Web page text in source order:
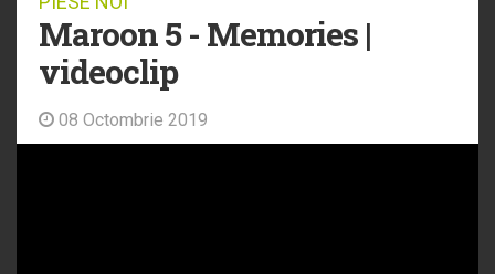
Maroon 5 - Memories |
videoclip
08 Octombrie 2019